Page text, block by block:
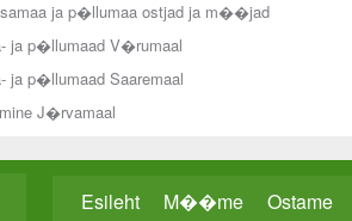
ja p�llumaa ostjad ja m��jad
ja p�llumaad V�rumaal
p�llumaad Saaremaal
J�rvamaal
Esileht M��me Ostame